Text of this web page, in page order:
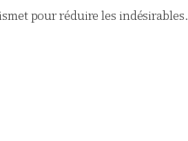
pour réduire les indésirables.